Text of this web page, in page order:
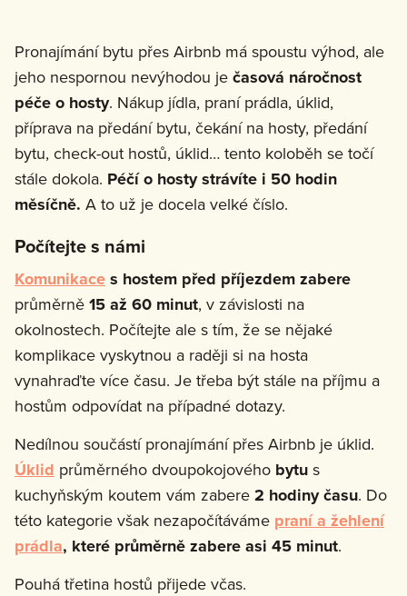
Pronajímání bytu přes Airbnb má spoustu výhod, ale
jeho nespornou nevýhodou je časová náročnost
péče o hosty. Nákup jídla, praní prádla, úklid,
příprava na předání bytu, čekání na hosty, předání
bytu, check-out hostů, úklid… tento koloběh se točí
stále dokola. Péčí o hosty strávíte i 50 hodin
měsíčně. A to už je docela velké číslo.
Počítejte s námi
Komunikaces hostem před příjezdem zabere
průměrně 15až 60 minut, v závislosti na
okolnostech. Počítejte ale s tím, že se nějaké
komplikace vyskytnou a raději si na hosta
vynahraďte více času. Je třeba být stále na příjmu a
hostům odpovídat na případné dotazy.
Nedílnou součástí pronajímání přes Airbnb je úklid.
Úklid průměrného dvoupokojového bytu s
kuchyňským koutem vám zabere 2 hodiny času. Do
této kategorie však nezapočítáváme praní a žehlení
prádla, které průměrně zabere asi 45 minut.
Pouhá třetina hostů přijede včas.